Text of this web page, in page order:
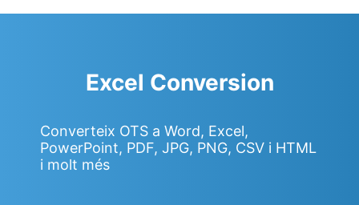
Excel Conversion
Converteix OTS a Word, Excel,
PowerPoint, PDF, JPG, PNG, CSV i HTML
i molt més